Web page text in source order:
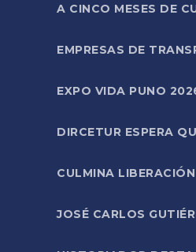
A CINCO MESES DE
EMPRESAS DE
EXPO VIDA PUNO
DIRCETUR ESPERA
CULMINA
JOSÉ CARLOS